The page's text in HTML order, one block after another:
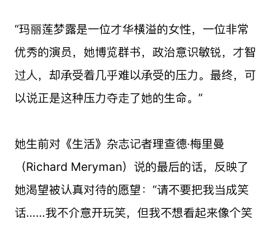
“玛丽莲梦露是一位才华横溢的女性，一位非常
优秀的演员，她博览群书，政治意识敏锐，才智
过人，却承受着几乎难以承受的压力。最终，可
以说正是这种压力夺走了她的生命。”
她生前对《生活》杂志记者理查德·梅里曼
（Richard Meryman）说的最后的话，反映了
她渴望被认真对待的愿望：“请不要把我当成笑
话……我不介意开玩笑，但我不想看起来像个笑